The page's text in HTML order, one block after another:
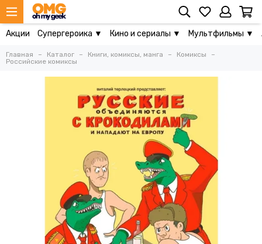
Акции Супергероика ▼ Кино и сериалы ▼ Мультфильмы ▼
Главная Каталог Книги, комиксы, манга
Комиксы
Российские комиксы